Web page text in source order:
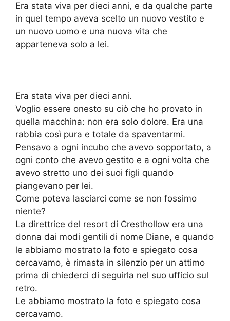
Era stata viva per dieci anni, e da qualche parte
in quel tempo aveva scelto un nuovo vestito e
un nuovo uomo e una nuova vita che
apparteneva solo a lei.
Era stata viva per dieci anni.
Voglio essere onesto su ciò che ho provato in
quella macchina: non era solo dolore. Era una
rabbia così pura e totale da spaventarmi.
Pensavo a ogni incubo che avevo sopportato, a
ogni conto che avevo gestito e a ogni volta che
avevo stretto uno dei suoi figli quando
piangevano per lei.
Come poteva lasciarci come se non fossimo
niente?
La direttrice del resort di Cresthollow era una
donna dai modi gentili di nome Diane, e quando
le abbiamo mostrato la foto e spiegato cosa
cercavamo, è rimasta in silenzio per un attimo
prima di chiederci di seguirla nel suo ufficio sul
retro.
Le abbiamo mostrato la foto e spiegato cosa
cercavamo.